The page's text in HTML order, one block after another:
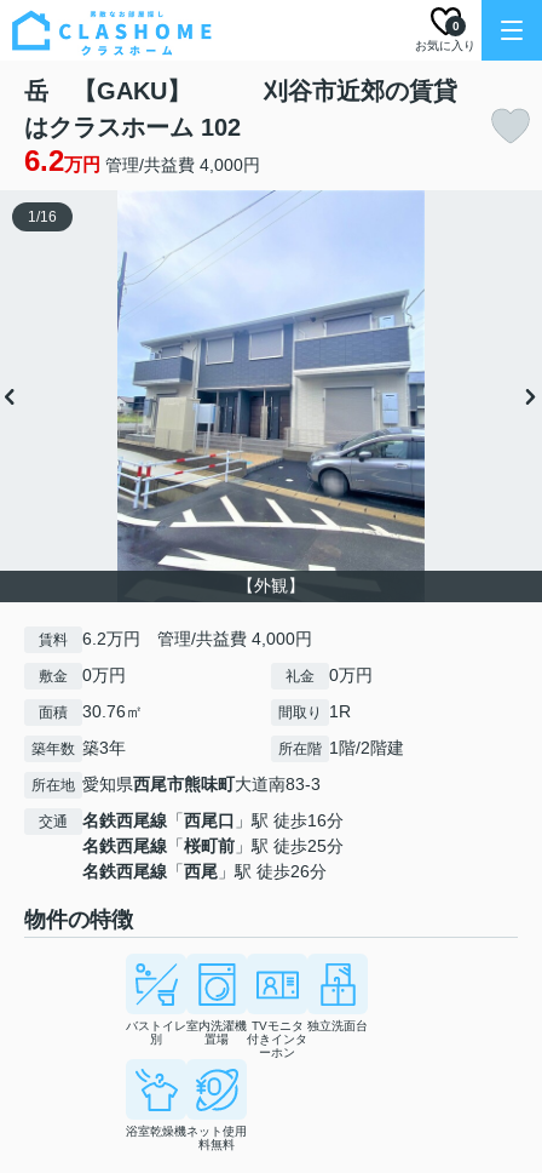
お気に入り
0
岳 【GAKU】 刈谷市近郊の賃貸
はクラスホーム 102
6.2万円 管理/共益費 4,000円
【外観】
1/16
賃料 6.2万円 管理/共益費 4,000円
敷金 0万円 礼金 0万円
面積 30.76㎡ 間取り 1R
築年数 築3年 所在階 1階/2階建
所在地 愛知県西尾市熊味町大道南83-3
交通 名鉄西尾線 「西尾口 」駅 徒歩16分
名鉄西尾線 「桜町前 」駅 徒歩25分
名鉄西尾線 「西尾 」駅 徒歩26分
物件の特徴
バストイレ
別
室内洗濯機
置場
TVモニタ
付きインタ
ーホン
独立洗面台
浴室乾燥機ネット使用
料無料